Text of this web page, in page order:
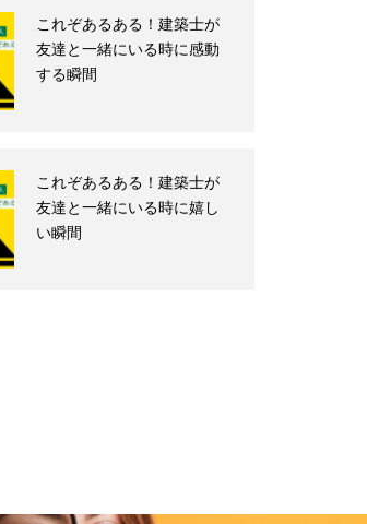
これぞあるある！建築士が
友達と一緒にいる時に感動
する瞬間
これぞあるある！建築士が
友達と一緒にいる時に嬉し
い瞬間